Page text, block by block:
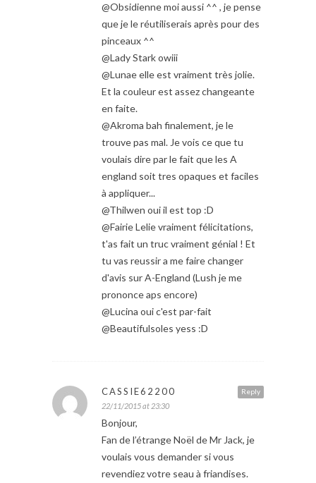
@Obsidienne moi aussi ^^ , je pense
que je le réutiliserais après pour des
pinceaux ^^
@Lady Stark owiii
@Lunae elle est vraiment très jolie.
Et la couleur est assez changeante
en faite.
@Akroma bah finalement, je le
trouve pas mal. Je vois ce que tu
voulais dire par le fait que les A
england soit tres opaques et faciles
à appliquer...
@Thilwen oui il est top :D
@Fairie Lelie vraiment félicitations,
t'as fait un truc vraiment génial ! Et
tu vas reussir a me faire changer
d'avis sur A-England (Lush je me
prononce aps encore)
@Lucina oui c'est par-fait
@Beautifulsoles yess :D
Reply
CASSIE62200
22/11/2015 at 23:30
Bonjour,
Fan de l’étrange Noël de Mr Jack, je
voulais vous demander si vous
revendiez votre seau à friandises.